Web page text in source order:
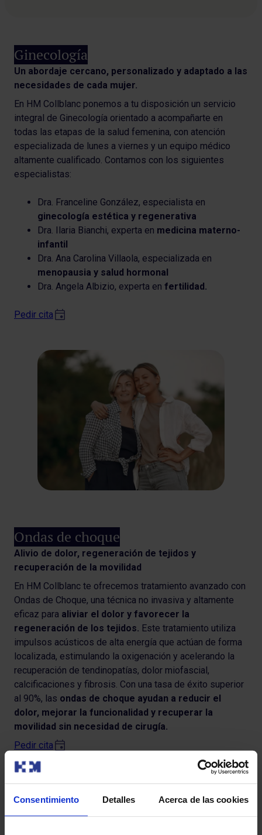
Consentimiento Detalles Acerca de las cookies
Ginecología
Un abordaje cercano, personalizado y adaptado a las
necesidades de cada mujer.
En HM Collblanc ponemos a tu disposición un servicio
integral de Ginecología orientado a acompañarte en
todas las etapas de la salud femenina, con atención
especializada de lunes a viernes y un equipo médico
altamente cualificado. Contamos con los siguientes
especialistas:
Dra. Franceline González, especialista en
ginecología estética y regenerativa
Dra. Ilaria Bianchi, experta en medicina materno-
infantil
Dra. Ana Carolina Villaola, especializada en
menopausia y salud hormonal
Dra. Angela Albizio, experta en fertilidad.
Pedir cita
Ondas de choque
Alivio de dolor, regeneración de tejidos y
recuperación de la movilidad
En HM Collblanc te ofrecemos tratamiento avanzado con
Ondas de Choque, una técnica no invasiva y altamente
eficaz para aliviar el dolor y favorecer la
regeneración de los tejidos. Este tratamiento utiliza
impulsos acústicos de alta energía que actúan de forma
localizada, estimulando la oxigenación y acelerando la
recuperación de tendinopatías, dolor miofascial,
calcificaciones y fibrosis. Con una tasa de éxito superior
al 90%, las ondas de choque ayudan a reducir el
dolor, mejorar la funcionalidad y recuperar la
movilidad sin necesidad de cirugía.
Pedir cita